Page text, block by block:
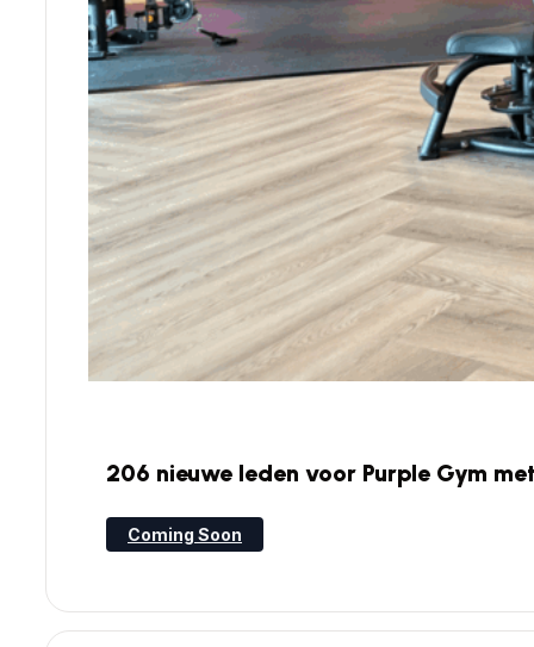
206 nieuwe leden voor Purple Gym
Coming Soon